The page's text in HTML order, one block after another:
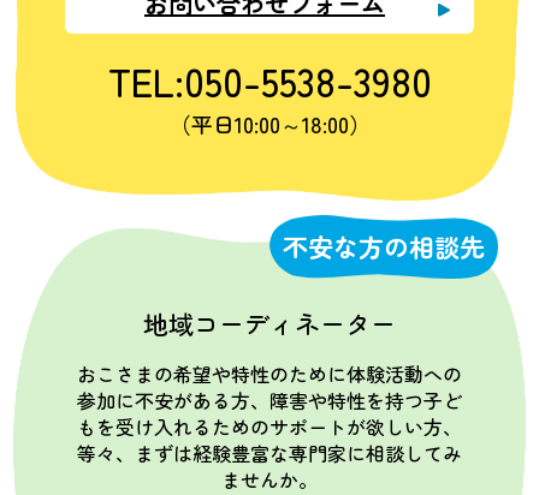
TEL:050-5538-3980
（平日10:00～18:00）
不安な方の相談先
地域コーディネーター
おこさまの希望や特性のために体験活動への
参加に不安がある方、障害や特性を持つ子ど
もを受け入れるためのサポートが欲しい方、
等々、まずは経験豊富な専門家に相談してみ
ませんか。